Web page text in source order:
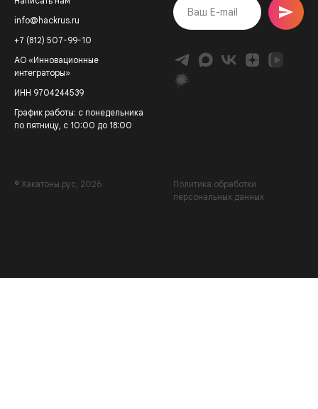
info@hackrus.ru
+7 (812) 507-99-10
АО «Инновационные
интеграторы»
ИНН 9704244539
График работы: с понедельника
по пятницу, с 10:00 до 18:00
© Хакатоны.рус, 2026
Политика обработки
персональных данных